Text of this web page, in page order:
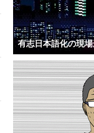
有志日本語化の現